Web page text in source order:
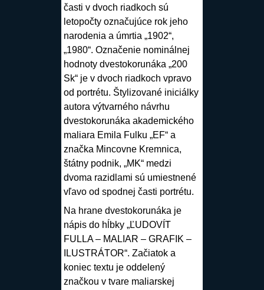
časti v dvoch riadkoch sú
letopočty označujúce rok jeho
narodenia a úmrtia „1902“,
„1980“. Označenie nominálnej
hodnoty dvestokorunáka „200
Sk“ je v dvoch riadkoch vpravo
od portrétu. Štylizované iniciálky
autora výtvarného návrhu
dvestokorunáka akademického
maliara Emila Fulku „EF“ a
značka Mincovne Kremnica,
štátny podnik, „MK“ medzi
dvoma razidlami sú umiestnené
vľavo od spodnej časti portrétu.
Na hrane dvestokorunáka je
nápis do hĺbky „ĽUDOVÍT
FULLA – MALIAR – GRAFIK –
ILUSTRÁTOR“. Začiatok a
koniec textu je oddelený
značkou v tvare maliarskej